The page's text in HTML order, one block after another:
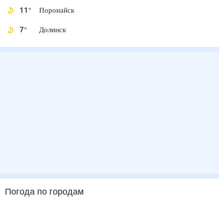
11° Поронайск
7° Долинск
Погода по городам